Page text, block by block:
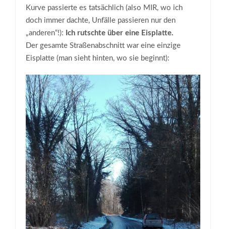
Kurve passierte es tatsächlich (also MIR, wo ich
doch immer dachte, Unfälle passieren nur den
„anderen“!): Ich rutschte über eine Eisplatte.
Der gesamte Straßenabschnitt war eine einzige
Eisplatte (man sieht hinten, wo sie beginnt):